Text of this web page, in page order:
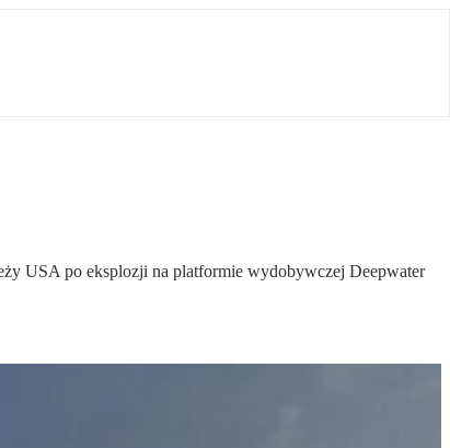
USA po eksplozji na platformie wydobywczej Deepwater